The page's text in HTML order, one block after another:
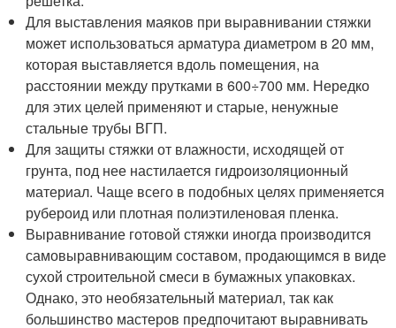
Для выставления маяков при выравнивании стяжки
может использоваться арматура диаметром в 20 мм,
которая выставляется вдоль помещения, на
расстоянии между прутками в 600÷700 мм. Нередко
для этих целей применяют и старые, ненужные
стальные трубы ВГП.
Для защиты стяжки от влажности, исходящей от
грунта, под нее настилается гидроизоляционный
материал. Чаще всего в подобных целях применяется
рубероид или плотная полиэтиленовая пленка.
Выравнивание готовой стяжки иногда производится
самовыравнивающим составом, продающимся в виде
сухой строительной смеси в бумажных упаковках.
Однако, это необязательный материал, так как
большинство мастеров предпочитают выравнивать